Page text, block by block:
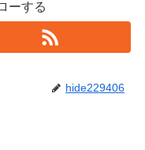
ーする
hide229406